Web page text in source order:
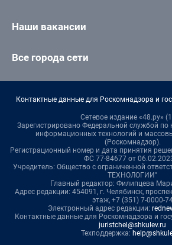
Наши вакансии
Все города сети
Контактные данные для Роскомнадзора и
Сетевое издание «48.ру»
Зарегистрировано Федеральной службой по
информационных технологий и
(Роскомнадзор).
Регистрационный номер и дата принятия
ФС 77-84677 от
Учредитель: Общество с ограниченной
ТЕХНОЛОГИИ"
Главный редактор: Филипцева
Адрес редакции: 454091, г. Челябинск,
этаж, +7 (351) 7-0000-
Электронный адрес редакции:
Контактные данные для Роскомнадзора и
juristchel@shkulev.ru
Техподдержка: